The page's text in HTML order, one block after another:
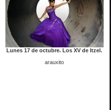
Lunes 17 de octubre. Los XV de Itzel.
arauxito